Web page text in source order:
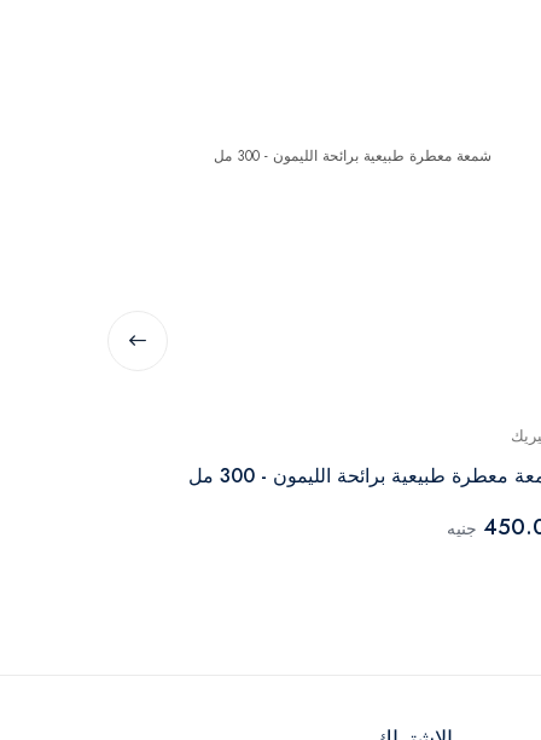
معطرة طبيعية برائحة الليمون - 300 مل
جنيه